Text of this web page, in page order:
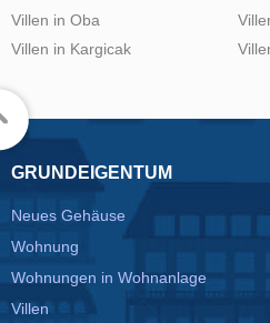
Villen in Oba
Villen in Kargicak
GRUNDEIGENTUM
Neues Gehäuse
Wohnung
Wohnungen in Wohnanlage
Villen